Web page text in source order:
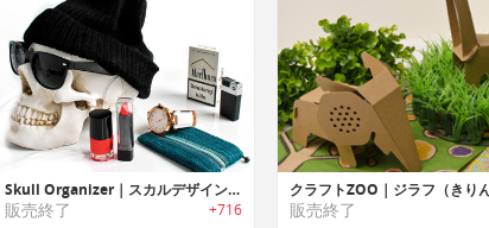
Skull Organizer｜スカルデザイン収納ケース「スカルオーガナイザー」
販売終了 +716 販売終了